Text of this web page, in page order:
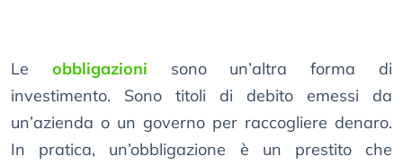
Le obbligazioni sono un’altra forma di
investimento. Sono titoli di debito emessi da
un’azienda o un governo per raccogliere denaro.
In pratica, un’obbligazione è un prestito che